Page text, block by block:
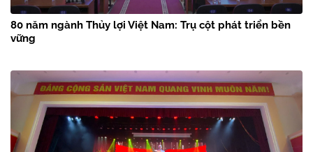
80 năm ngành Thủy lợi Việt Nam: Trụ cột phát triển bền
vững